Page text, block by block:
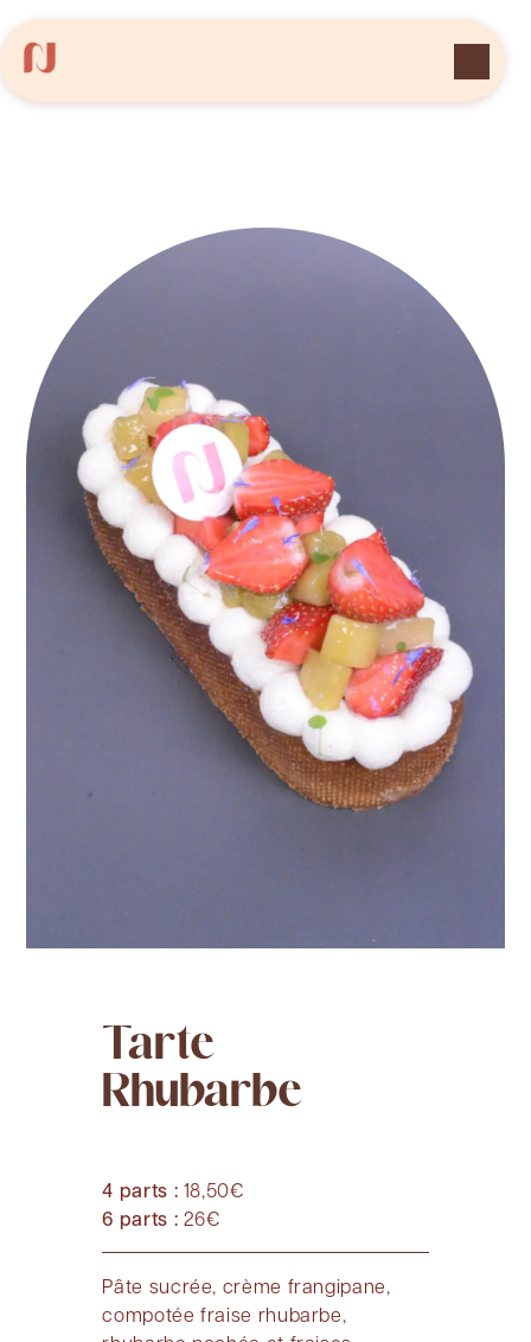
Tarte
Rhubarbe
4 parts : 18,50€
6 parts : 26€
Pâte sucrée, crème frangipane,
compotée fraise rhubarbe,